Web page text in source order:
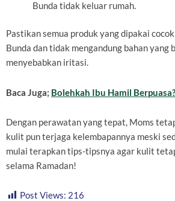
Bunda tidak keluar rumah.
Pastikan semua produk yang dipakai
Bunda dan tidak mengandung bahan yang
menyebabkan iritasi.
Baca Juga; Bolehkah Ibu Hamil Berpuasa?
Dengan perawatan yang tepat, Moms
kulit pun terjaga kelembapannya meski
mulai terapkan tips-tipsnya agar kulit
selama Ramadan!
Post Views: 216